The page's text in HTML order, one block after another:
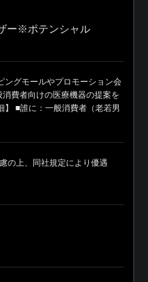
ー※ポテンシャル
ングモールやプロモーション会
費者向けの医療機器の提案を
】 ■誰に：一般消費者（老若男
の上、同社規定により優遇